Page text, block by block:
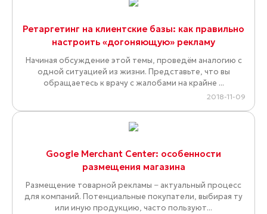
Ретаргетинг на клиентские базы: как правильно
настроить «догоняющую» рекламу
Начиная обсуждение этой темы, проведём аналогию с
одной ситуацией из жизни. Представьте, что вы
обращаетесь к врачу с жалобами на крайне ...
2018-11-09
Google Merchant Center: особенности
размещения магазина
Размещение товарной рекламы − актуальный процесс
для компаний. Потенциальные покупатели, выбирая ту
или иную продукцию, часто пользуют...